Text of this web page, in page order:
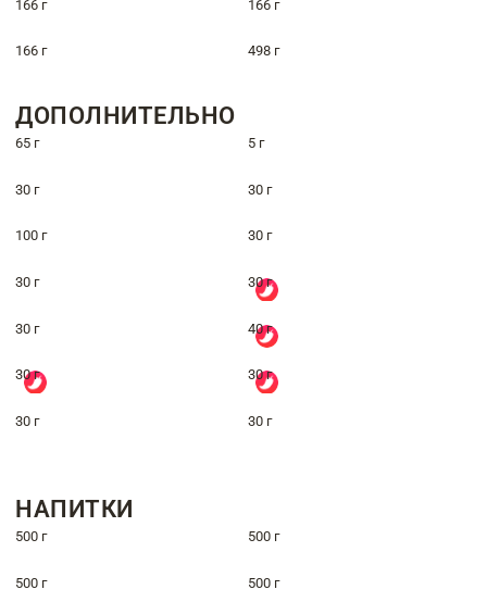
166 г 166 г
166 г 498 г
ДОПОЛНИТЕЛЬНО
65 г 5 г
30 г 30 г
100 г 30 г
30 г 30 г
30 г 40 г
30 г 30 г
30 г 30 г
НАПИТКИ
500 г 500 г
500 г 500 г